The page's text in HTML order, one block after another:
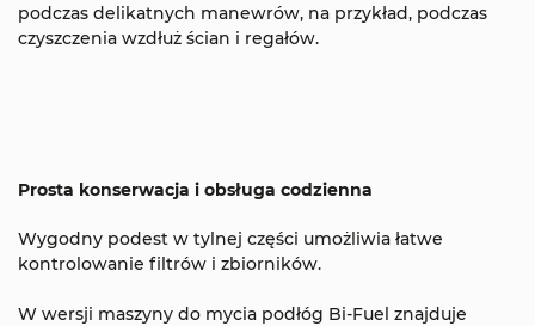
podczas delikatnych manewrów, na przykład, podczas
czyszczenia wzdłuż ścian i regałów.
Prosta konserwacja i obsługa codzienna
Wygodny podest w tylnej części umożliwia łatwe
kontrolowanie filtrów i zbiorników.
W wersji maszyny do mycia podłóg Bi-Fuel znajduje